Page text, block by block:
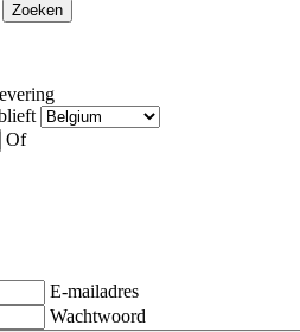
Zoeken
Of
E-mailadres
Wachtwoord